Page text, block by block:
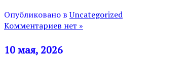
Опубликовано вUncategorized
Комментариев нет »
10 мая, 2026